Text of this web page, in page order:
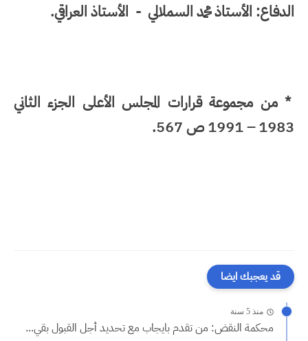
الدفاع: الأستاذ محمد السملالي - الأستاذ العراقي.
* من مجموعة قرارات المجلس الأعلى الجزء الثاني
1983 – 1991 ص 567.
قد يعجبك ايضا
منذ 5 سنة
محكمة النقض: من تقدم بايجاب مع تحديد أجل القبول بقي...